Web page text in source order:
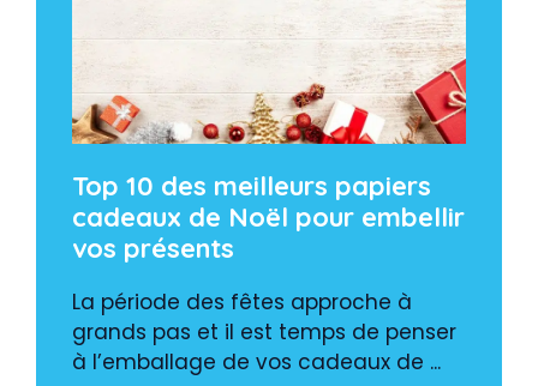
Top 10 des meilleurs papiers
cadeaux de Noël pour embellir
vos présents
La période des fêtes approche à
grands pas et il est temps de penser
à l’emballage de vos cadeaux de ...